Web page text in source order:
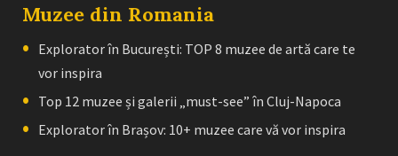
Muzee din Romania
Explorator în București: TOP 8 muzee de artă care te
vor inspira
Top 12 muzee și galerii „must-see” în Cluj-Napoca
Explorator în Brașov: 10+ muzee care vă vor inspira